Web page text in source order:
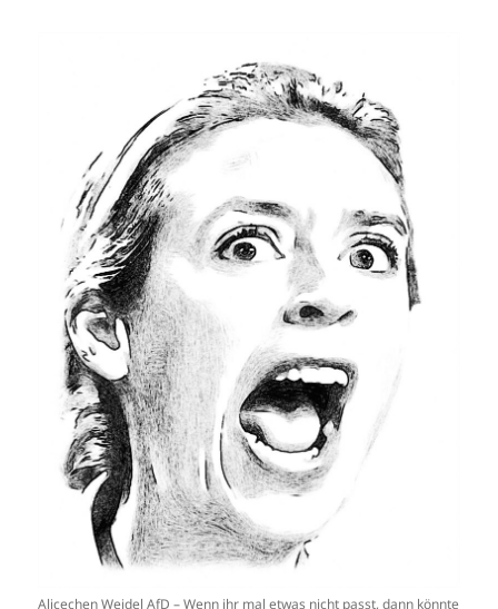
Alicechen Weidel AfD – Wenn ihr mal etwas nicht passt, dann könnte